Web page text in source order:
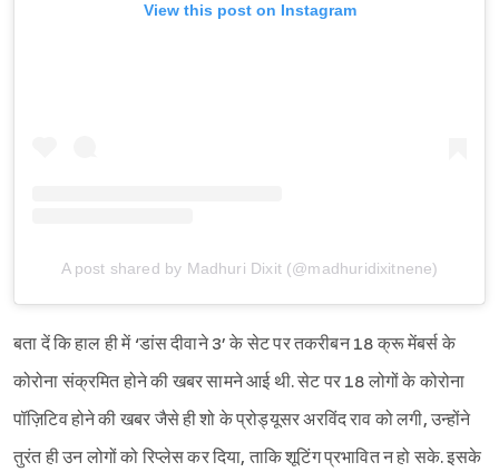
View this post on Instagram
A post shared by Madhuri Dixit (@madhuridixitnene)
बता दें कि हाल ही में ‘डांस दीवाने 3’ के सेट पर तकरीबन 18 क्रू मेंबर्स के
कोरोना संक्रमित होने की खबर सामने आई थी. सेट पर 18 लोगों के कोरोना
पॉज़िटिव होने की खबर जैसे ही शो के प्रोड्यूसर अरविंद राव को लगी, उन्होंने
तुरंत ही उन लोगों को रिप्लेस कर दिया, ताकि शूटिंग प्रभावित न हो सके. इसके